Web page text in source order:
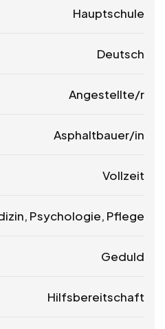
Hauptschule
Deutsch
Angestellte/r
Asphaltbauer/in
Vollzeit
Psychologie, Pflege
Geduld
Hilfsbereitschaft